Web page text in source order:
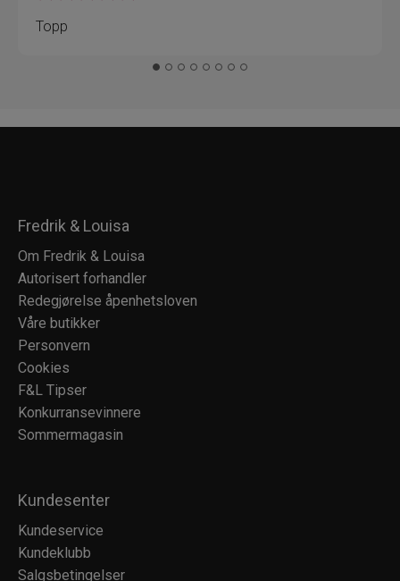
Topp
Fredrik & Louisa
Om Fredrik & Louisa
Autorisert forhandler
Redegjørelse åpenhetsloven
Våre butikker
Personvern
Cookies
F&L Tipser
Konkurransevinnere
Sommermagasin
Kundesenter
Kundeservice
Kundeklubb
Salgsbetingelser